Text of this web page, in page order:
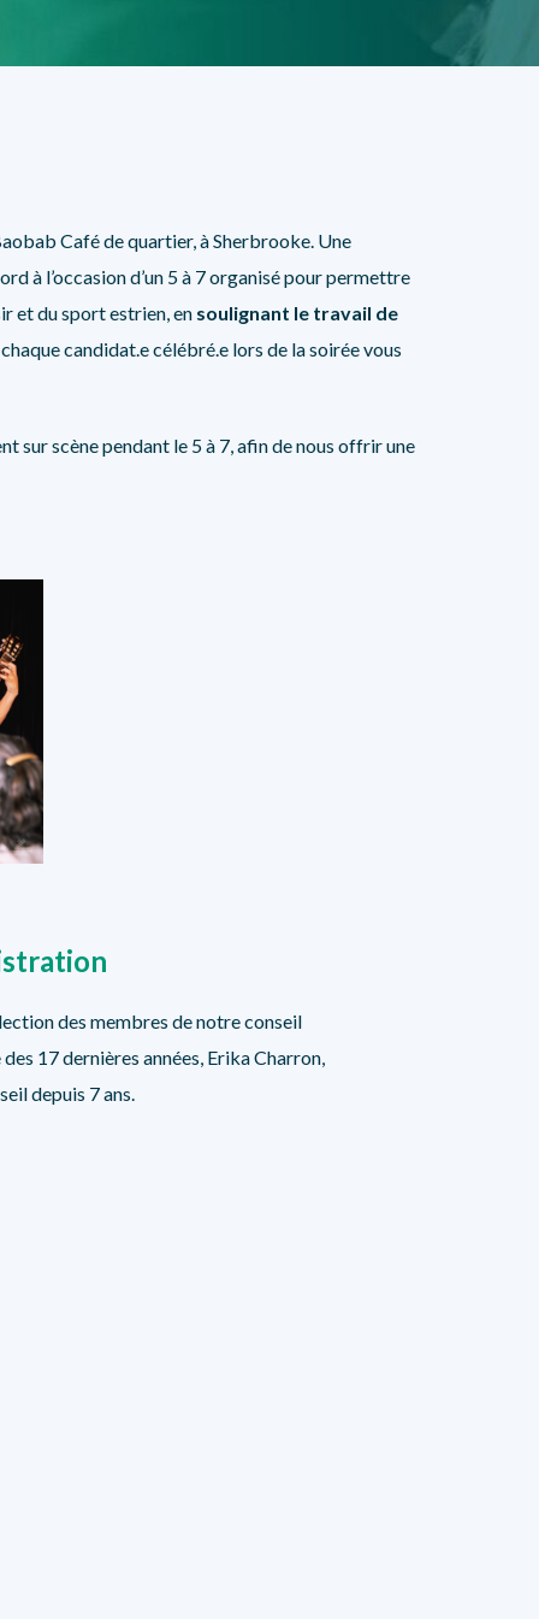
NOS PARTENAIRES
Café de quartier, à Sherbrooke. Une
à l’occasion d’un 5 à 7 organisé pour permettre
et du sport estrien, en soulignant le travail de
candidat.e célébré.e lors de la soirée vous
sur scène pendant le 5 à 7, afin de nous offrir une
des membres de notre conseil
17 dernières années, Erika Charron,
depuis 7 ans.